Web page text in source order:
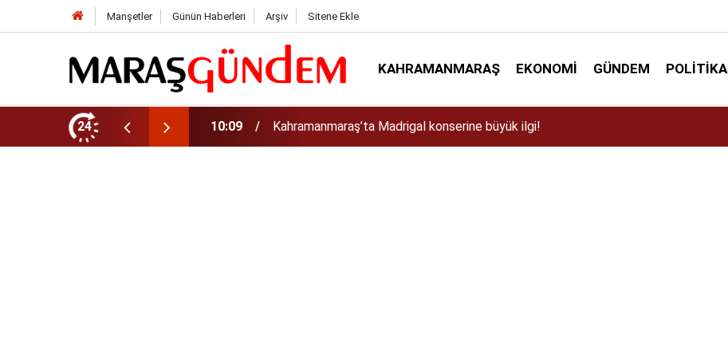
Manşetler Günün Haberleri Arşiv Sitene Ekle
KAHRAMANMARAŞ EKONOMI GÜNDEM POLITIKA
24 10:09 Kahramanmaraş’ta Madrigal konserine büyük ilgi!